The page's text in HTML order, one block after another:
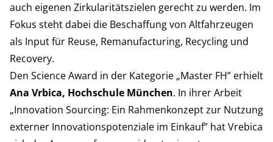
auch eigenen Zirkularitätszielen gerecht zu werden. Im
Fokus steht dabei die Beschaffung von Altfahrzeugen
als Input für Reuse, Remanufacturing, Recycling und
Recovery.
Den Science Award in der Kategorie „Master FH” erhielt
Ana Vrbica, Hochschule München. In ihrer Arbeit
„Innovation Sourcing: Ein Rahmenkonzept zur Nutzung
externer Innovationspotenziale im Einkauf” hat Vrebica